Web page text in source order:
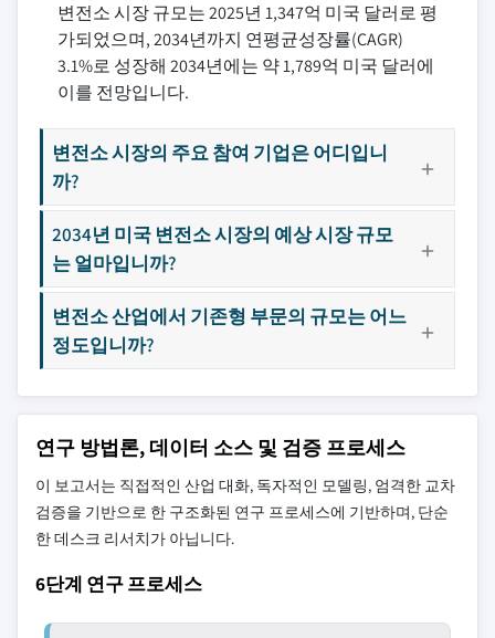
변전소 시장 규모는 2025년 1,347억 미국 달러로 평
가되었으며, 2034년까지 연평균성장률(CAGR)
3.1%로 성장해 2034년에는 약 1,789억 미국 달러에
이를 전망입니다.
변전소 시장의 주요 참여 기업은 어디입니
까?
2034년 미국 변전소 시장의 예상 시장 규모
는 얼마입니까?
변전소 산업에서 기존형 부문의 규모는 어느
정도입니까?
연구 방법론, 데이터 소스 및 검증 프로세스
이 보고서는 직접적인 산업 대화, 독자적인 모델링, 엄격한 교차
검증을 기반으로 한 구조화된 연구 프로세스에 기반하며, 단순
한 데스크 리서치가 아닙니다.
6단계 연구 프로세스